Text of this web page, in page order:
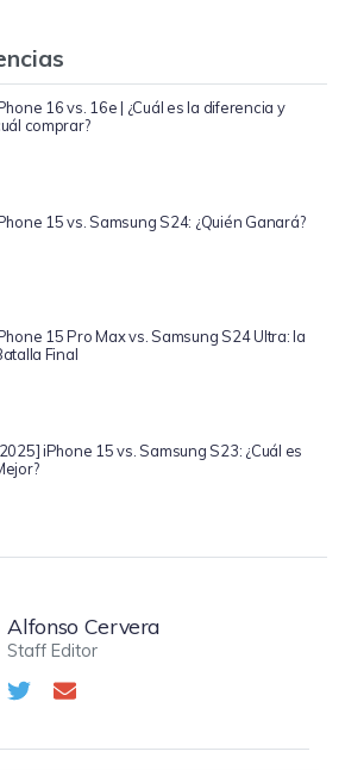
16 vs. 16e | ¿Cuál es la diferencia y
comprar?
15 vs. Samsung S24: ¿Quién Ganará?
15 Pro Max vs. Samsung S24 Ultra: la
Final
iPhone 15 vs. Samsung S23: ¿Cuál es
Alfonso Cervera
Staff Editor